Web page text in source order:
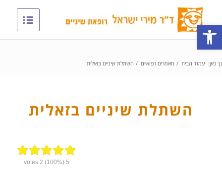
פתח סרגל נגישות
כאן: עמוד הבית / מאמרים רפואיים / השתלת שיניים בזאלית
השתלת שיניים בזאלית
5
(100%)
2
votes